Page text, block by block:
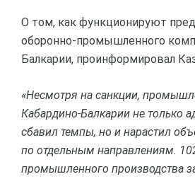
О том, как функционируют
оборонно-промышленного
Балкарии, проинформировал
«Несмотря на санкции,
Кабардино-Балкарии не только
сбавил темпы, но и нарастил
по отдельным направлениям.
промышленного производства